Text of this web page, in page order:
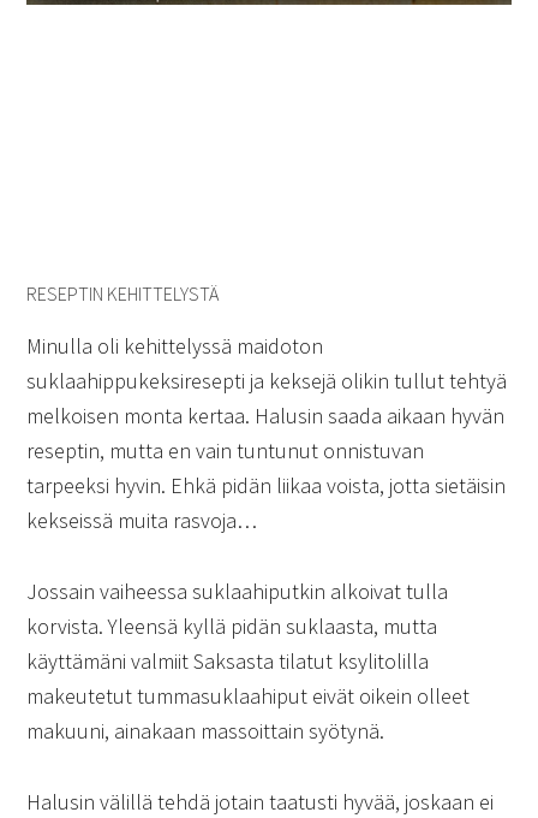
RESEPTIN KEHITTELYSTÄ
Minulla oli kehittelyssä maidoton
suklaahippukeksiresepti ja keksejä olikin tullut tehtyä
melkoisen monta kertaa. Halusin saada aikaan hyvän
reseptin, mutta en vain tuntunut onnistuvan
tarpeeksi hyvin. Ehkä pidän liikaa voista, jotta sietäisin
kekseissä muita rasvoja…
Jossain vaiheessa suklaahiputkin alkoivat tulla
korvista. Yleensä kyllä pidän suklaasta, mutta
käyttämäni valmiit Saksasta tilatut ksylitolilla
makeutetut tummasuklaahiput eivät oikein olleet
makuuni, ainakaan massoittain syötynä.
Halusin välillä tehdä jotain taatusti hyvää, joskaan ei